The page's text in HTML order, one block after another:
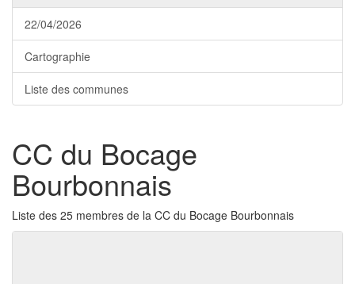
22/04/2026
Cartographie
Liste des communes
CC du Bocage
Bourbonnais
Liste des 25 membres de la CC du Bocage Bourbonnais